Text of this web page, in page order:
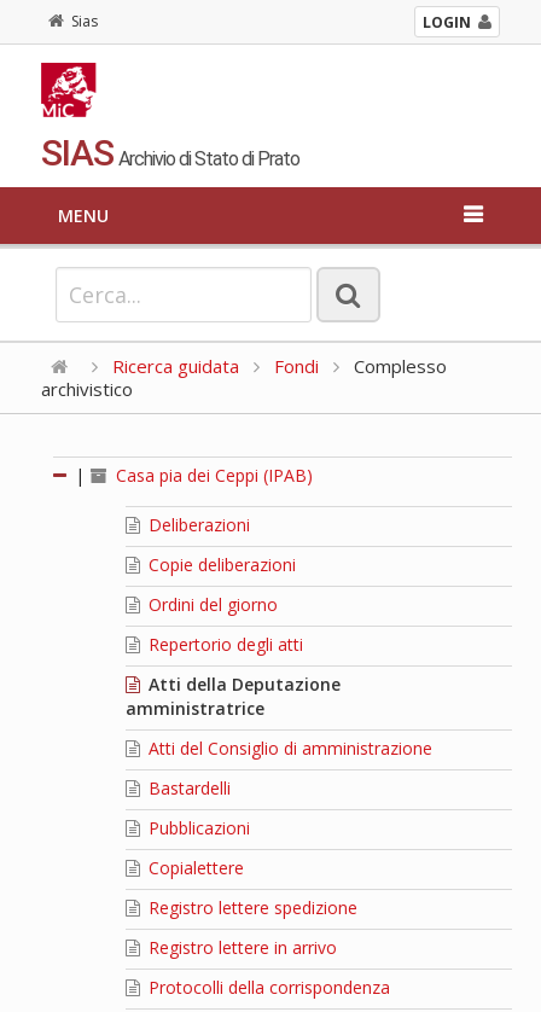
Sias LOGIN
SIAS Archivio di Stato di Prato
MENU
Ricerca guidata Fondi
Complesso
archivistico
| Casa pia dei Ceppi (IPAB)
Deliberazioni
Copie deliberazioni
Ordini del giorno
Repertorio degli atti
Atti della Deputazione
amministratrice
Atti del Consiglio di amministrazione
Bastardelli
Pubblicazioni
Copialettere
Registro lettere spedizione
Registro lettere in arrivo
Protocolli della corrispondenza